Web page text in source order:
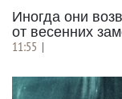
Иногда они
от весенних
11:55 |